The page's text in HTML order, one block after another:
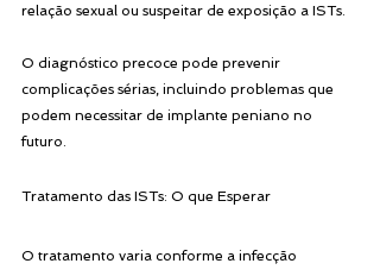
relação sexual ou suspeitar de exposição a ISTs.
O diagnóstico precoce pode prevenir
complicações sérias, incluindo problemas que
podem necessitar de implante peniano no
futuro.
Tratamento das ISTs: O que Esperar
O tratamento varia conforme a infecção